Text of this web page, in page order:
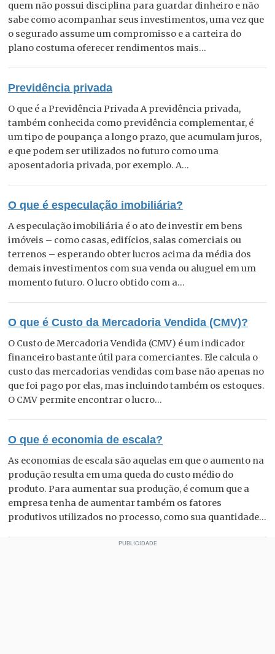
quem não possui disciplina para guardar dinheiro e não
sabe como acompanhar seus investimentos, uma vez que
o segurado assume um compromisso e a carteira do
plano costuma oferecer rendimentos mais...
Previdência privada
O que é a Previdência Privada A previdência privada,
também conhecida como previdência complementar, é
um tipo de poupança a longo prazo, que acumulam juros,
e que podem ser utilizados no futuro como uma
aposentadoria privada, por exemplo. A...
O que é especulação imobiliária?
A especulação imobiliária é o ato de investir em bens
imóveis – como casas, edifícios, salas comerciais ou
terrenos – esperando obter lucros acima da média dos
demais investimentos com sua venda ou aluguel em um
momento futuro. O lucro obtido com a...
O que é Custo da Mercadoria Vendida (CMV)?
O Custo de Mercadoria Vendida (CMV) é um indicador
financeiro bastante útil para comerciantes. Ele calcula o
custo das mercadorias vendidas com base não apenas no
que foi pago por elas, mas incluindo também os estoques.
O CMV permite encontrar o lucro...
O que é economia de escala?
As economias de escala são aquelas em que o aumento na
produção resulta em uma queda do custo médio do
produto. Para aumentar sua produção, é comum que a
empresa tenha de aumentar também os fatores
produtivos utilizados no processo, como sua quantidade...